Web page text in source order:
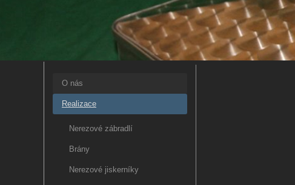
O nás
Realizace
Nerezové zábradlí
Brány
Nerezové jiskerníky